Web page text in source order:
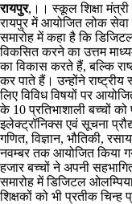
रायपुर,।। स्कूल शिक्षा
रायपुर में आयोजित लोक
समारोह में कहा है कि डिजिटल
विकसित करने का उत्तम
का विकास करते हैं, बल्कि
कर पाते हैं। उन्होंने राष्ट्रीय
लिए विविध विषयों पर
के 10 प्रतिभाशाली बच्चों
इलेक्ट्रॉनिक्स एवं सूचना
गणित, विज्ञान, भौतिकी,
नवम्बर तक आयोजित किया
हजार बच्चों ने अपनी
समारोह में डिजिटल
शिक्षकों को भी प्रतीक चिन्ह